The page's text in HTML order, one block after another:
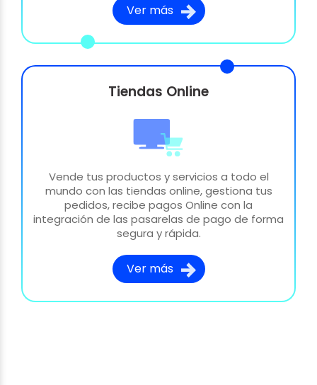
Ver más
Tiendas Online
Vende tus productos y servicios a todo el
mundo con las tiendas online, gestiona tus
pedidos, recibe pagos Online con la
integración de las pasarelas de pago de forma
segura y rápida.
Ver más